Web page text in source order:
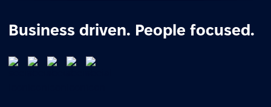
Business driven. People focused.